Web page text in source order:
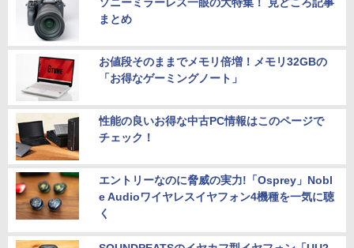
まとめ
お値段そのままでメモリ倍増！メモリ32GBの
「お得なゲーミングノート」
性能の良いお得な中古PC情報はこのページで
チェック！
エントリーなのに脅威の実力!「Osprey」Nobl
e Audioワイヤレスイヤフォン4機種を一気に聴
く